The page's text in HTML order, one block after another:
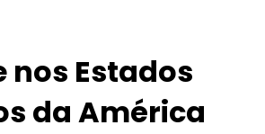
nos Estados
da América